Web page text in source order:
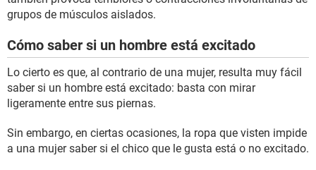
grupos de músculos aislados.
Cómo saber si un hombre está excitado
Lo cierto es que, al contrario de una mujer, resulta muy fácil
saber si un hombre está excitado: basta con mirar
ligeramente entre sus piernas.
Sin embargo, en ciertas ocasiones, la ropa que visten impide
a una mujer saber si el chico que le gusta está o no excitado.